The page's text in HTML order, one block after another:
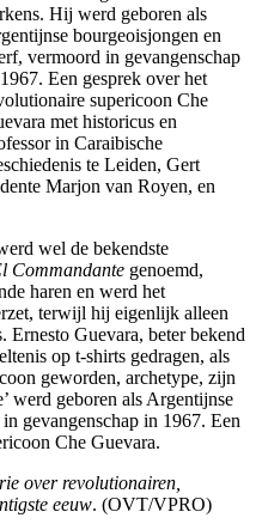
Hij werd geboren als
bourgeoisjongen en
vermoord in gevangenschap
Een gesprek over het
supericoon Che
met historicus en
in Caraibische
te Leiden, Gert
Marjon van Royen, en
wel de bekendste
Commandante genoemd,
haren en werd het
terwijl hij eigenlijk alleen
Ernesto Guevara, beter bekend
op t-shirts gedragen, als
geworden, archetype, zijn
werd geboren als Argentijnse
gevangenschap in 1967. Een
Che Guevara.
over revolutionairen,
eeuw. (OVT/VPRO)